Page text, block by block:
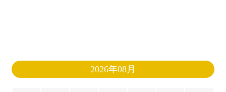
2026年08月